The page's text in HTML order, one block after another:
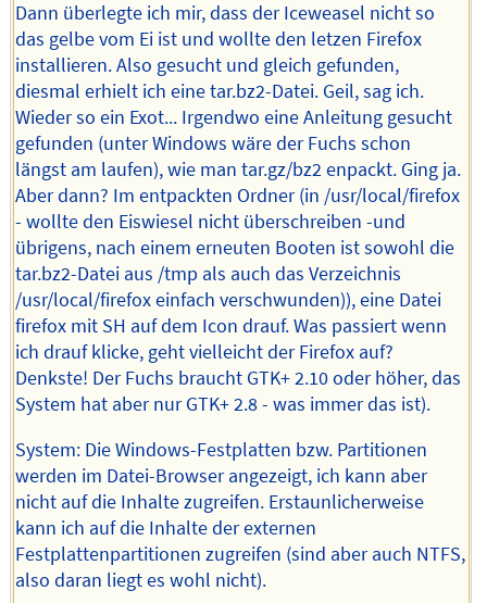
Dann überlegte ich mir, dass der Iceweasel nicht so
das gelbe vom Ei ist und wollte den letzen Firefox
installieren. Also gesucht und gleich gefunden,
diesmal erhielt ich eine tar.bz2-Datei. Geil, sag ich.
Wieder so ein Exot... Irgendwo eine Anleitung gesucht
gefunden (unter Windows wäre der Fuchs schon
längst am laufen), wie man tar.gz/bz2 enpackt. Ging ja.
Aber dann? Im entpackten Ordner (in /usr/local/firefox
- wollte den Eiswiesel nicht überschreiben -und
übrigens, nach einem erneuten Booten ist sowohl die
tar.bz2-Datei aus /tmp als auch das Verzeichnis
/usr/local/firefox einfach verschwunden)), eine Datei
firefox mit SH auf dem Icon drauf. Was passiert wenn
ich drauf klicke, geht vielleicht der Firefox auf?
Denkste! Der Fuchs braucht GTK+ 2.10 oder höher, das
System hat aber nur GTK+ 2.8 - was immer das ist).
System: Die Windows-Festplatten bzw. Partitionen
werden im Datei-Browser angezeigt, ich kann aber
nicht auf die Inhalte zugreifen. Erstaunlicherweise
kann ich auf die Inhalte der externen
Festplattenpartitionen zugreifen (sind aber auch NTFS,
also daran liegt es wohl nicht).